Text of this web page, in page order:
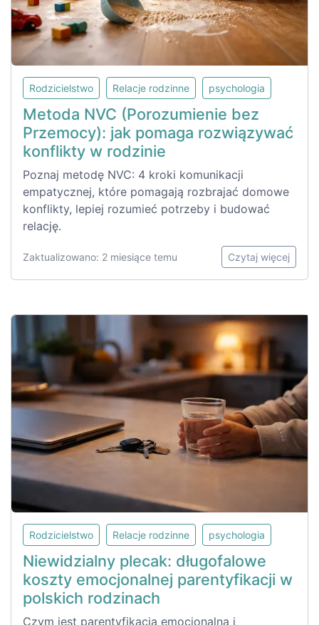
Rodzicielstwo Relacje rodzinne psychologia
Metoda NVC (Porozumienie bez
Przemocy): jak pomaga rozwiązywać
konflikty w rodzinie
Poznaj metodę NVC: 4 kroki komunikacji
empatycznej, które pomagają rozbrajać domowe
konflikty, lepiej rozumieć potrzeby i budować
relację.
Zaktualizowano: 2 miesiące temu Czytaj więcej
Rodzicielstwo Relacje rodzinne psychologia
Niewidzialny plecak: długofalowe
koszty emocjonalnej parentyfikacji w
polskich rodzinach
Czym jest parentyfikacja emocjonalna i